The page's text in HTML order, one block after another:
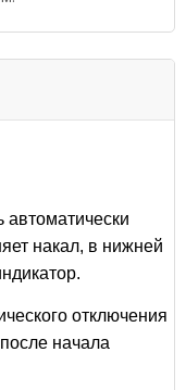
накал, в нижней
отключения
начала